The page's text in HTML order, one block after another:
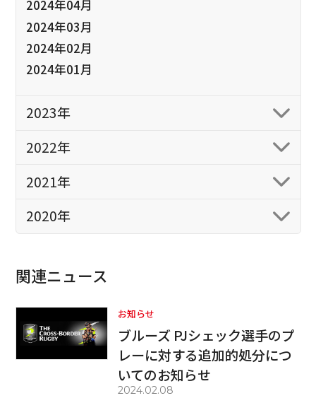
2024年04月
2024年03月
2024年02月
2024年01月
2023年
2022年
2021年
2020年
関連ニュース
お知らせ
ブルーズ PJシェック選手のプ
レーに対する追加的処分につ
いてのお知らせ
2024.02.08